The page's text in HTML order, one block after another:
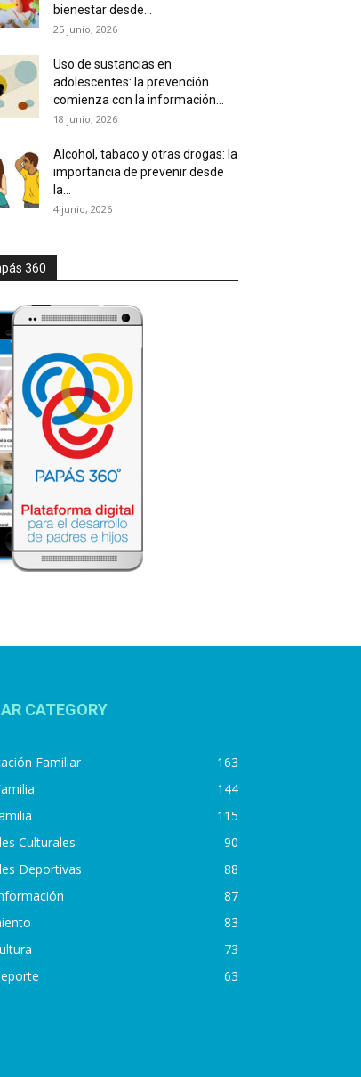
bienestar desde...
25 junio, 2026
Uso de sustancias en
adolescentes: la prevención
comienza con la información...
18 junio, 2026
Alcohol, tabaco y otras drogas: la
importancia de prevenir desde
la...
4 junio, 2026
360
CATEGORY
Familiar
163
144
115
Culturales
90
Deportivas
88
87
83
73
63